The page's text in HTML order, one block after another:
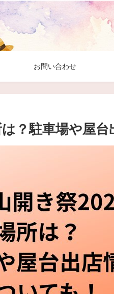
お問い合わせ
？駐車場や屋台